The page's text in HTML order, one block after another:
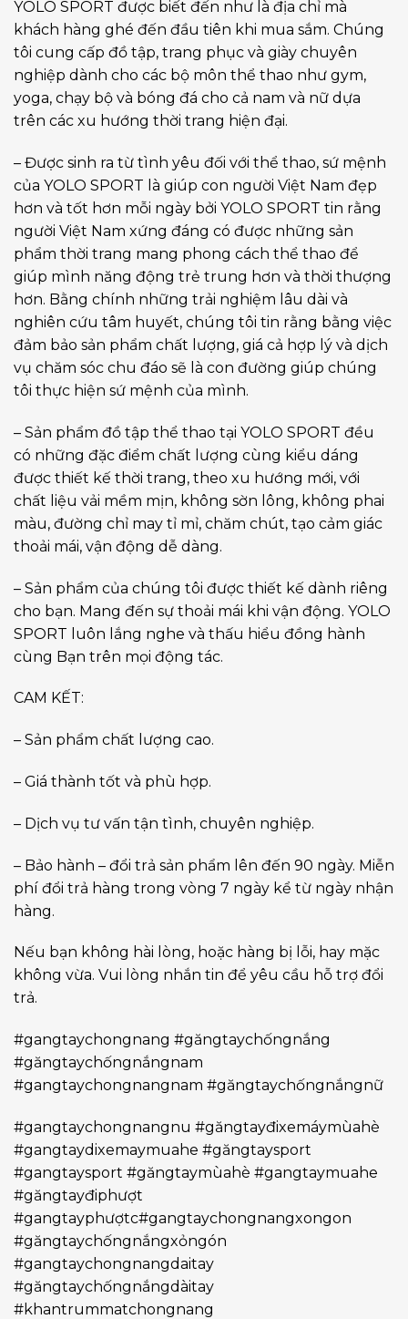
YOLO SPORT được biết đến như là địa chỉ mà
khách hàng ghé đến đầu tiên khi mua sắm. Chúng
tôi cung cấp đồ tập, trang phục và giày chuyên
nghiệp dành cho các bộ môn thể thao như gym,
yoga, chạy bộ và bóng đá cho cả nam và nữ dựa
trên các xu hướng thời trang hiện đại.
– Được sinh ra từ tình yêu đối với thể thao, sứ mệnh
của YOLO SPORT là giúp con người Việt Nam đẹp
hơn và tốt hơn mỗi ngày bởi YOLO SPORT tin rằng
người Việt Nam xứng đáng có được những sản
phẩm thời trang mang phong cách thể thao để
giúp mình năng động trẻ trung hơn và thời thượng
hơn. Bằng chính những trải nghiệm lâu dài và
nghiên cứu tâm huyết, chúng tôi tin rằng bằng việc
đảm bảo sản phẩm chất lượng, giá cả hợp lý và dịch
vụ chăm sóc chu đáo sẽ là con đường giúp chúng
tôi thực hiện sứ mệnh của mình.
– Sản phẩm đồ tập thể thao tại YOLO SPORT đều
có những đặc điểm chất lượng cùng kiểu dáng
được thiết kế thời trang, theo xu hướng mới, với
chất liệu vải mềm mịn, không sờn lông, không phai
màu, đường chỉ may tỉ mỉ, chăm chút, tạo cảm giác
thoải mái, vận động dễ dàng.
– Sản phẩm của chúng tôi được thiết kế dành riêng
cho bạn. Mang đến sự thoải mái khi vận động. YOLO
SPORT luôn lắng nghe và thấu hiểu đồng hành
cùng Bạn trên mọi động tác.
CAM KẾT:
– Sản phẩm chất lượng cao.
– Giá thành tốt và phù hợp.
– Dịch vụ tư vấn tận tình, chuyên nghiệp.
– Bảo hành – đổi trả sản phẩm lên đến 90 ngày. Miễn
phí đổi trả hàng trong vòng 7 ngày kể từ ngày nhận
hàng.
Nếu bạn không hài lòng, hoặc hàng bị lỗi, hay mặc
không vừa. Vui lòng nhắn tin để yêu cầu hỗ trợ đổi
trả.
#gangtaychongnang #găngtaychốngnắng
#găngtaychốngnắngnam
#gangtaychongnangnam #găngtaychốngnắngnữ
#gangtaychongnangnu #găngtayđixemáymùahè
#gangtaydixemaymuahe #găngtaysport
#gangtaysport #găngtaymùahè #gangtaymuahe
#găngtayđiphượt
#gangtayphượtc#gangtaychongnangxongon
#găngtaychốngnắngxỏngón
#gangtaychongnangdaitay
#găngtaychốngnắngdàitay
#khantrummatchongnang